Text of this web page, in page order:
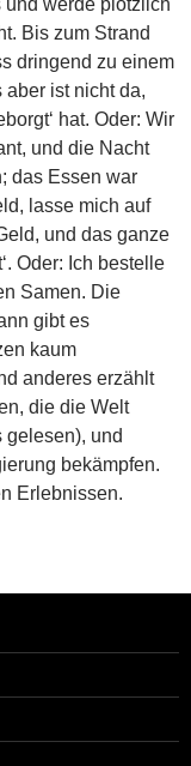
und werde plötzlich
Bis zum Strand
dringend zu einem
aber ist nicht da,
hat. Oder: Wir
und die Nacht
das Essen war
lasse mich auf
und das ganze
Oder: Ich bestelle
Samen. Die
gibt es
kaum
anderes erzählt
die die Welt
gelesen), und
bekämpfen.
Erlebnissen.